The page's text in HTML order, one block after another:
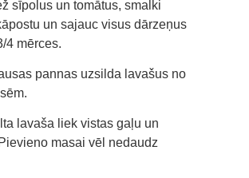
sīpolus un tomātus, smalki
un sajauc visus dārzeņus
4 mērces.
pannas uzsilda lavašus no
lavaša liek vistas gaļu un
masai vēl nedaudz